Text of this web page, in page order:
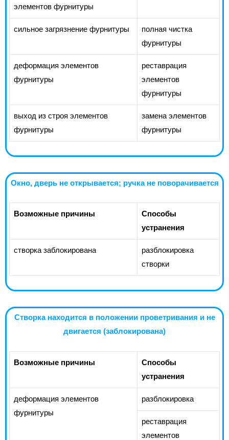
элементов фурнитуры
сильное загрязнение фурнитуры
полная чистка
фурнитуры
деформация элементов
фурнитуры
реставрация
элементов
фурнитуры
выход из строя элементов
фурнитуры
замена элементов
фурнитуры
Окно, дверь не открывается; ручка не поворачивается
Возможные причины
Способы
устранения
створка заблокирована
разблокировка
створки
Створка находится в положении проветривания и не
двигается (заблокирована)
Возможные причины
Способы
устранения
деформация элементов
фурнитуры
разблокировка
реставрация
элементов